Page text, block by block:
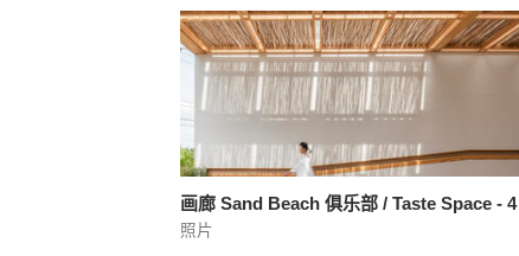
画廊 Sand Beach 俱乐部 / Taste Space - 4
照片